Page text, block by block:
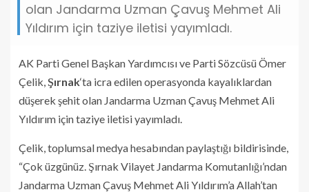
olan Jandarma Uzman Çavuş Mehmet Ali
Yıldırım için taziye iletisi yayımladı.
AK Parti Genel Başkan Yardımcısı ve Parti Sözcüsü Ömer
Çelik,Şırnak‘ta icra edilen operasyonda kayalıklardan
düşerek şehit olan Jandarma Uzman Çavuş Mehmet Ali
Yıldırım için taziye iletisi yayımladı.
Çelik, toplumsal medya hesabından paylaştığı bildirisinde,
“Çok üzgünüz. Şırnak Vilayet Jandarma Komutanlığı’ndan
Jandarma Uzman Çavuş Mehmet Ali Yıldırım’a Allah’tan